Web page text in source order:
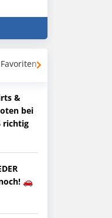
Favoriten
&
bei
richtig
🚗